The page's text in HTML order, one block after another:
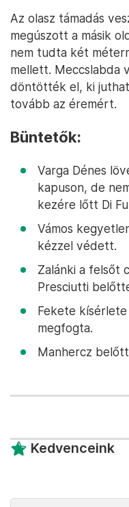
Az olasz támadás
megúszott a másik
nem tudta két
mellett. Meccslabda
döntötték el, ki
tovább az éremért.
Büntetők:
Varga Dénes
kapuson, de
kezére lőtt Di
Vámos
kézzel védett.
Zalánki a felsőt
Presciutti
Fekete
megfogta.
Manhercz
Kedvenceink